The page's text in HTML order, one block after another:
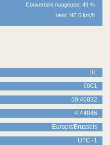
Couverture nuageuse: 49 %
Vent: NE 6 km/h
BE
6001
50.40032
4.44846
Europe/Brussels
UTC+1